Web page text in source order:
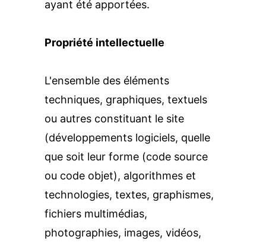
ayant été apportées.
Propriété intellectuelle
L'ensemble des éléments
techniques, graphiques, textuels
ou autres constituant le site
(développements logiciels, quelle
que soit leur forme (code source
ou code objet), algorithmes et
technologies, textes, graphismes,
fichiers multimédias,
photographies, images, vidéos,